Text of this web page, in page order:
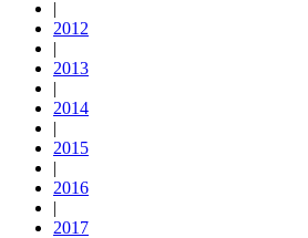
|
2012
|
2013
|
2014
|
2015
|
2016
|
2017